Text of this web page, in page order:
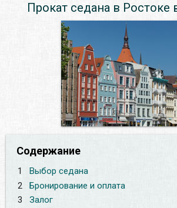
Прокат седана в Ростоке
Содержание
1
Выбор седана
2
Бронирование и оплата
3
Залог